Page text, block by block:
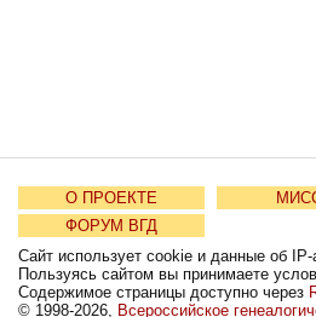
О ПРОЕКТЕ
ФОРУМ ВГД
Сайт использует cookie и данные об
Пользуясь сайтом вы принимаете
Содержимое страницы доступно через
© 1998-2026, Всероссийское